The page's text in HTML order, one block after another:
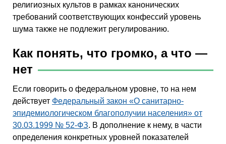
религиозных культов в рамках канонических
требований соответствующих конфессий уровень
шума также не подлежит регулированию.
Как понять, что громко, а что —
нет
Если говорить о федеральном уровне, то на нем
действует Федеральный закон «О санитарно-
эпидемиологическом благополучии населения» от
30.03.1999 № 52-ФЗ. В дополнение к нему, в части
определения конкретных уровней показателей